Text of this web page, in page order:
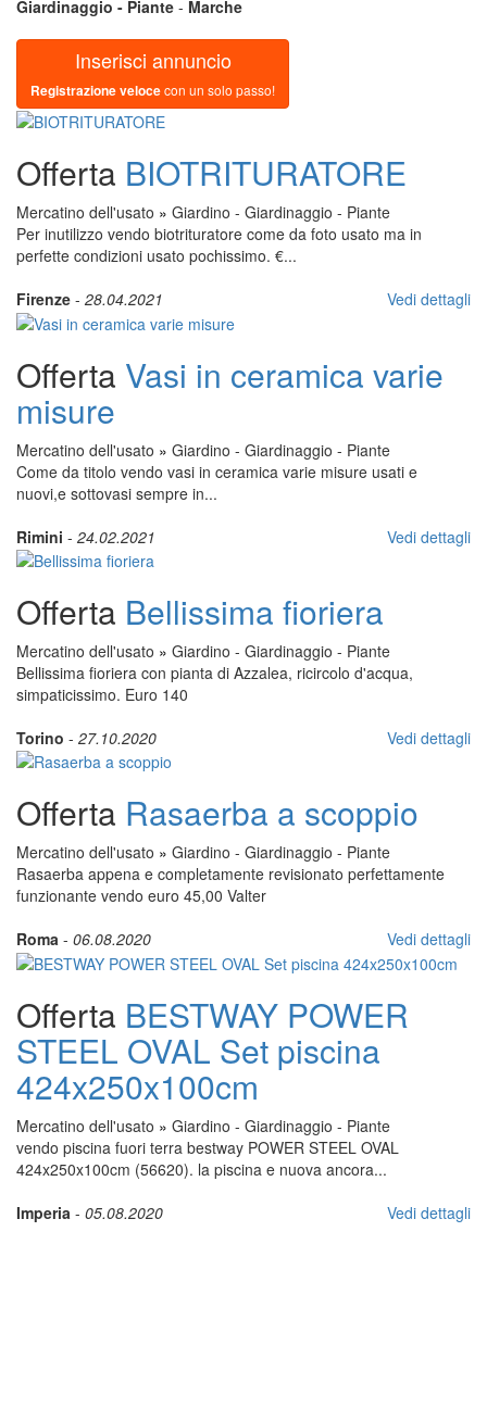
Giardinaggio - Piante - Marche
Inserisci annuncio
Registrazione velocecon un solo passo!
Offerta BIOTRITURATORE
Mercatino dell'usato » Giardino - Giardinaggio - Piante
Per inutilizzo vendo biotrituratore come da foto usato ma in
perfette condizioni usato pochissimo. €...
Firenze - 28.04.2021 Vedi dettagli
Offerta Vasi in ceramica varie
misure
Mercatino dell'usato » Giardino - Giardinaggio - Piante
Come da titolo vendo vasi in ceramica varie misure usati e
nuovi,e sottovasi sempre in...
Rimini - 24.02.2021 Vedi dettagli
Offerta Bellissima fioriera
Mercatino dell'usato » Giardino - Giardinaggio - Piante
Bellissima fioriera con pianta di Azzalea, ricircolo d'acqua,
simpaticissimo. Euro 140
Torino - 27.10.2020 Vedi dettagli
Offerta Rasaerba a scoppio
Mercatino dell'usato » Giardino - Giardinaggio - Piante
Rasaerba appena e completamente revisionato perfettamente
funzionante vendo euro 45,00 Valter
Roma - 06.08.2020 Vedi dettagli
Offerta BESTWAY POWER
STEEL OVAL Set piscina
424x250x100cm
Mercatino dell'usato » Giardino - Giardinaggio - Piante
vendo piscina fuori terra bestway POWER STEEL OVAL
424x250x100cm (56620). la piscina e nuova ancora...
Imperia - 05.08.2020 Vedi dettagli